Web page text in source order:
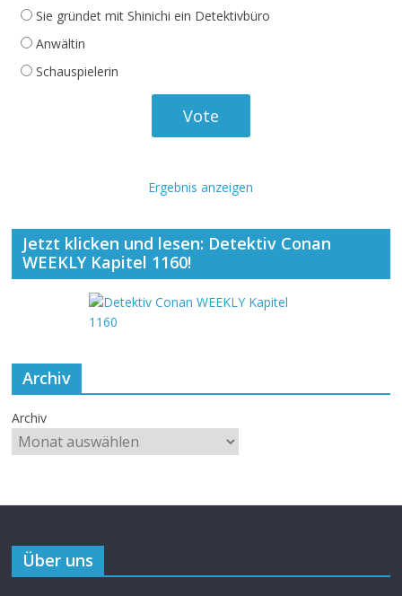
Sie gründet mit Shinichi ein Detektivbüro
Anwältin
Schauspielerin
Ergebnis anzeigen
Jetzt klicken und lesen: Detektiv Conan
WEEKLY Kapitel 1160!
Archiv
Archiv
Über uns